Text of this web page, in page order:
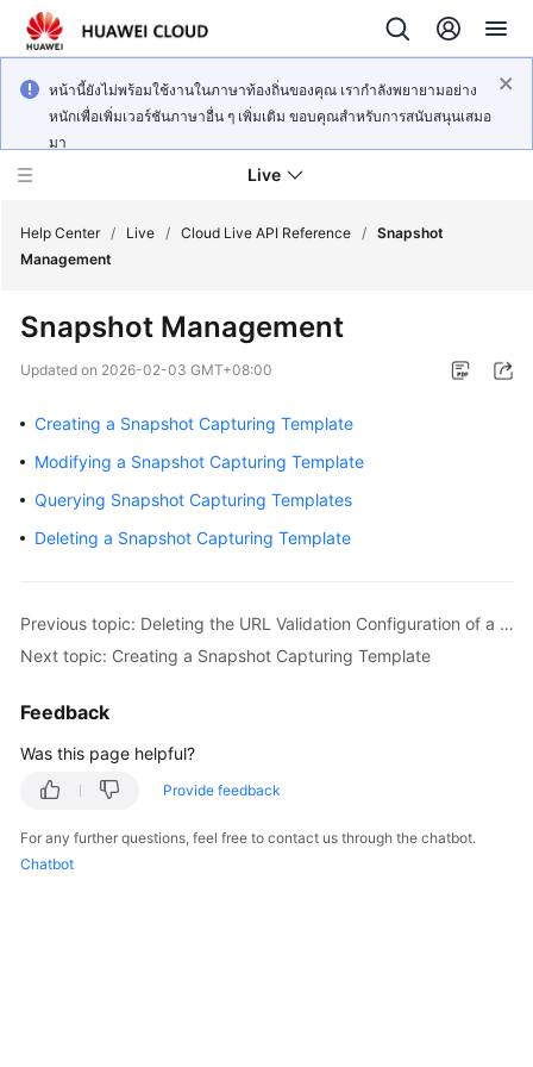
หน้านี้ยังไม่พร้อมใช้งานในภาษาท้องถิ่นของคุณ เรากำลังพยายามอย่าง
หนักเพื่อเพิ่มเวอร์ชันภาษาอื่น ๆ เพิ่มเติม ขอบคุณสำหรับการสนับสนุนเสมอ
มา
Live
New
Bulletin
Service
Overview
Billing
Started
Live
Media
Live
Best
Practices
Help Center / Live / Cloud Live API Reference / Snapshot
Management
Snapshot Management
Updated on 2026-02-03 GMT+08:00
Creating a Snapshot Capturing Template
Modifying a Snapshot Capturing Template
Querying Snapshot Capturing Templates
Deleting a Snapshot Capturing Template
Previous topic: Deleting the URL Validation Configuration of a Domain Name
Next topic: Creating a Snapshot Capturing Template
Feedback
Was this page helpful?
Provide feedback
For any further questions, feel free to contact us through the chatbot.
Chatbot